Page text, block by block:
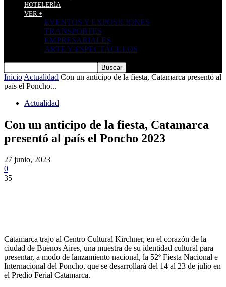
HOTELERÍA
VER +
EVENTOS Y EXPOSICIONES
TRANSPORTES
EMPRESARIALES
ARTE Y ESPECTÁCULOS
Inicio Actualidad Con un anticipo de la fiesta, Catamarca presentó al
país el Poncho...
Actualidad
Con un anticipo de la fiesta, Catamarca
presentó al país el Poncho 2023
27 junio, 2023
0
35
Catamarca trajo al Centro Cultural Kirchner, en el corazón de la
ciudad de Buenos Aires, una muestra de su identidad cultural para
presentar, a modo de lanzamiento nacional, la 52º Fiesta Nacional e
Internacional del Poncho, que se desarrollará del 14 al 23 de julio en
el Predio Ferial Catamarca.